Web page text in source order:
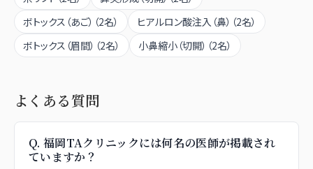
ボトックス（あご） （2名） ヒアルロン酸注入（鼻） （2名）
ボトックス（眉間） （2名） 小鼻縮小（切開） （2名）
よくある質問
Q. 福岡TAクリニックには何名の医師が掲載され
ていますか？